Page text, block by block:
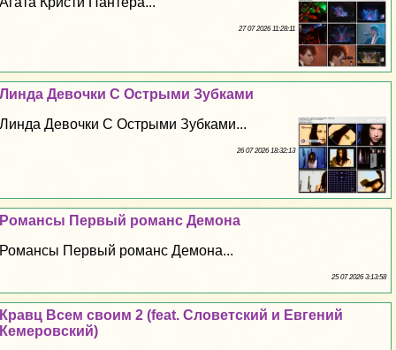
27 07 2026 11:28:11
Линда Дeвoчки С Острыми Зубками
Линда Дeвoчки С Острыми Зубками...
26 07 2026 18:32:13
Романсы Первый романс Демона
Романсы Первый романс Демона...
25 07 2026 3:13:58
Кравц Всем своим 2 (feat. Словетский и Евгений
Кемеровский)